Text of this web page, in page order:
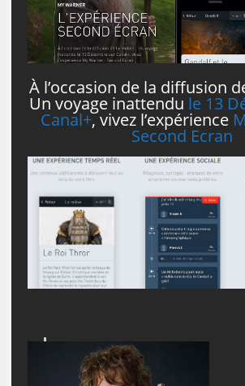
À l’occasion de la diffusion
Un voyage inattendu le 13
Canal+, vivez l’expérience
Second Ecran